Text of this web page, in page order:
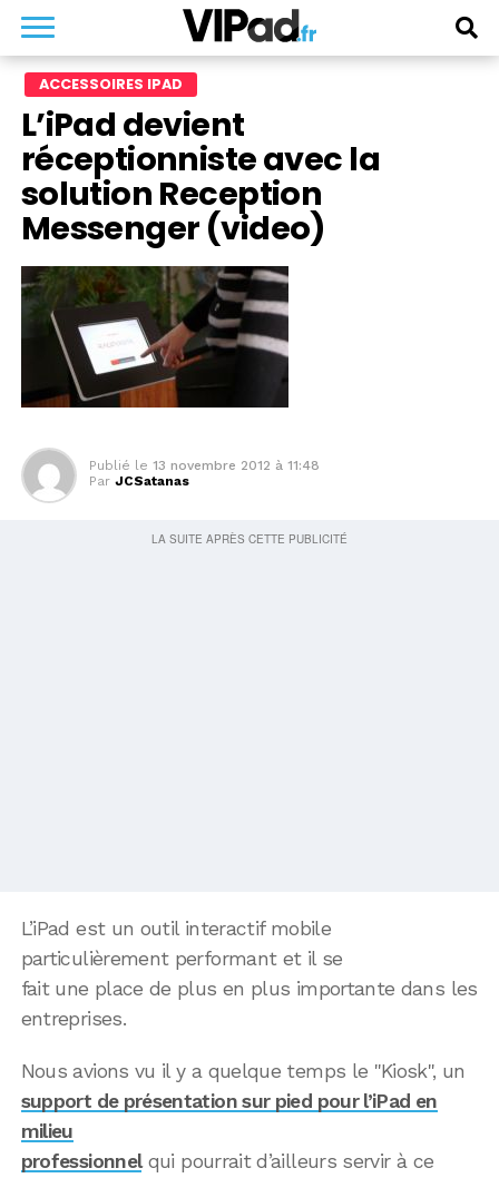
ACCESSOIRES IPAD
L’iPad devient
réceptionniste avec la
solution Reception
Messenger (video)
Publié le 13 novembre 2012 à 11:48
Par JCSatanas
L’iPad est un outil interactif mobile
particulièrement performant et il se
fait une place de plus en plus importante dans les
entreprises.
Nous avions vu il y a quelque temps le "Kiosk", un
support de présentation sur pied pour l’iPad en
milieu
professionnelqui pourrait d’ailleurs servir à ce